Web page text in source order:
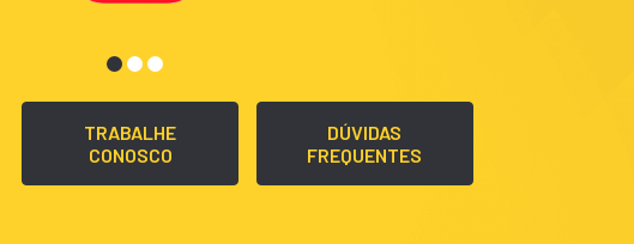
TRABALHE
CONOSCO
DÚVIDAS
FREQUENTES